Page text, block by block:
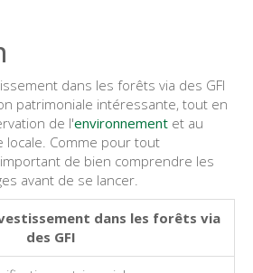
dans les forêts via des GFI
patrimoniale intéressante, tout en
de l'environnement et au
locale. Comme pour tout
de bien comprendre les
avant de se lancer.
dans les forêts via
des GFI